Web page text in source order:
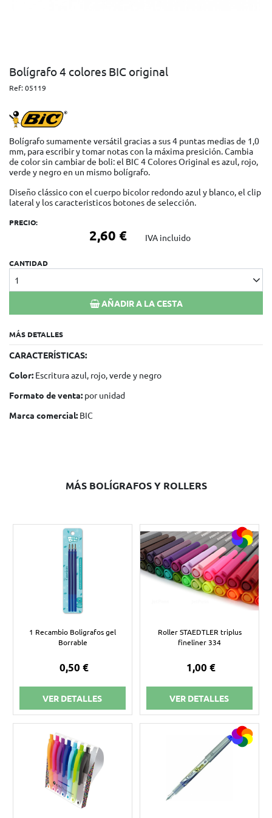
Bolígrafo 4 colores BIC original
Ref:05119
Bolígrafo sumamente versátil gracias a sus 4 puntas medias de 1,0
mm, para escribir y tomar notas con la máxima presición. Cambia
de color sin cambiar de boli: el BIC 4 Colores Original es azul, rojo,
verde y negro en un mismo bolígrafo.
Diseño clássico con el cuerpo bicolor redondo azul y blanco, el clip
lateral y los caracteristicos botones de selección.
PRECIO:
2,60 € IVA incluido
CANTIDAD
1
AÑADIR A LA CESTA
MÁS DETALLES
CARACTERÍSTICAS:
Color: Escritura azul, rojo, verde y negro
Formato de venta: por unidad
Marca comercial: BIC
MÁS BOLÍGRAFOS Y ROLLERS
1 Recambio Boligrafos gel
Borrable
0,50 €
VER DETALLES
Roller STAEDTLER triplus
fineliner 334
1,00 €
VER DETALLES